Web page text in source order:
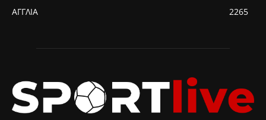
ΑΓΓΛΙΑ
2265